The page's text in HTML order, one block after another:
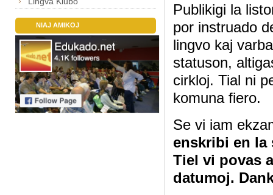
NIAJ AMIKOJ
Publikigi la
por instruado
lingvo kaj
statuson,
cirkloj. Tial ni
komuna fiero.
Se vi iam
enskribi en la
Tiel vi povas
datumoj.